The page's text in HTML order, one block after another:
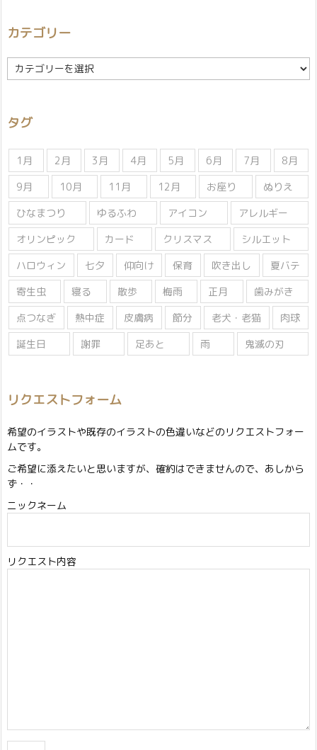
カテゴリー
カ
テ
ー
タグ
1月 2月 3月 4月 5月 6月 7月
8月
9月
10月 11月 12月 お座り
ぬりえ
ひなまつり
ゆるふわ アイコン
アレルギー
オリンピック
カード クリスマス
シルエット
ハロウィン
七夕 仰向け 保育 吹き出し
夏バテ
寄生虫
寝る 散歩 梅雨 正月
歯みがき
点つなぎ
熱中症 皮膚病 節分 老犬・老猫
肉球
誕生日
謝罪 足あと 雨 鬼滅の刃
リクエストフォーム
希望のイラストや既存のイラストの色違いなどのリクエストフォー
ムです。
ご希望に添えたいと思いますが、確約はできませんので、あしから
ず・・
ニックネーム
リクエスト内容